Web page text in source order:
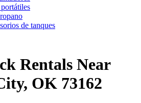
de tanques
Rentals Near
OK 73162